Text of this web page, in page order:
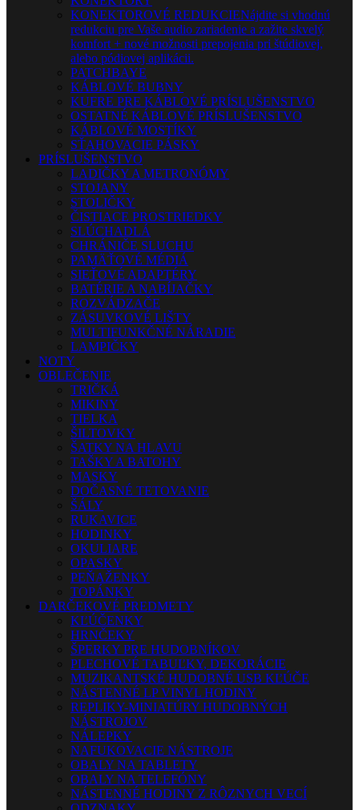
KONEKTOROVÉ REDUKCIENájdite si vhodnú
redukciu pre Vaše audio zariadenie a zažite skvelý
komfort + nové možnosti prepojenia pri štúdiovej,
alebo pódiovej aplikácii.
PATCHBAYE
KÁBLOVÉ BUBNY
KUFRE PRE KÁBLOVÉ PRÍSLUŠENSTVO
OSTATNÉ KÁBLOVÉ PRÍSLUŠENSTVO
KÁBLOVÉ MOSTÍKY
SŤAHOVACIE PÁSKY
PRÍSLUŠENSTVO
LADIČKY A METRONÓMY
STOJANY
STOLIČKY
ČISTIACE PROSTRIEDKY
SLÚCHADLÁ
CHRÁNIČE SLUCHU
PAMÄŤOVÉ MÉDIÁ
SIEŤOVÉ ADAPTÉRY
BATÉRIE A NABÍJAČKY
ROZVÁDZAČE
ZÁSUVKOVÉ LIŠTY
MULTIFUNKČNÉ NÁRADIE
LAMPIČKY
NOTY
OBLEČENIE
TRIČKÁ
MIKINY
TIELKA
ŠILTOVKY
ŠATKY NA HLAVU
TAŠKY A BATOHY
MASKY
DOČASNÉ TETOVANIE
ŠÁLY
RUKAVICE
HODINKY
OKULIARE
OPASKY
PEŇAŽENKY
TOPÁNKY
DARČEKOVÉ PREDMETY
KĽÚČENKY
HRNČEKY
ŠPERKY PRE HUDOBNÍKOV
PLECHOVÉ TABUĽKY, DEKORÁCIE
MUZIKANTSKÉ HUDOBNÉ USB KĽÚČE
NÁSTENNÉ LP VINYL HODINY
REPLIKY-MINIATÚRY HUDOBNÝCH
NÁSTROJOV
NÁLEPKY
NAFUKOVACIE NÁSTROJE
OBALY NA TABLETY
OBALY NA TELEFÓNY
NÁSTENNÉ HODINY Z RÔZNYCH VECÍ